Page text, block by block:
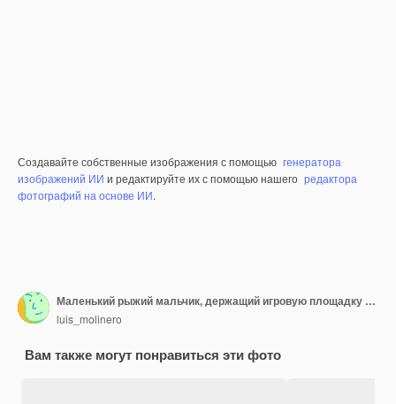
Создавайте собственные изображения с помощью генератора
изображений ИИ и редактируйте их с помощью нашего редактора
фотографий на основе ИИ.
Маленький рыжий мальчик, держащий игровую площадку на белом фоне, показывает и поднимает палец в знак лучших
luis_molinero
Вам также могут понравиться эти фото